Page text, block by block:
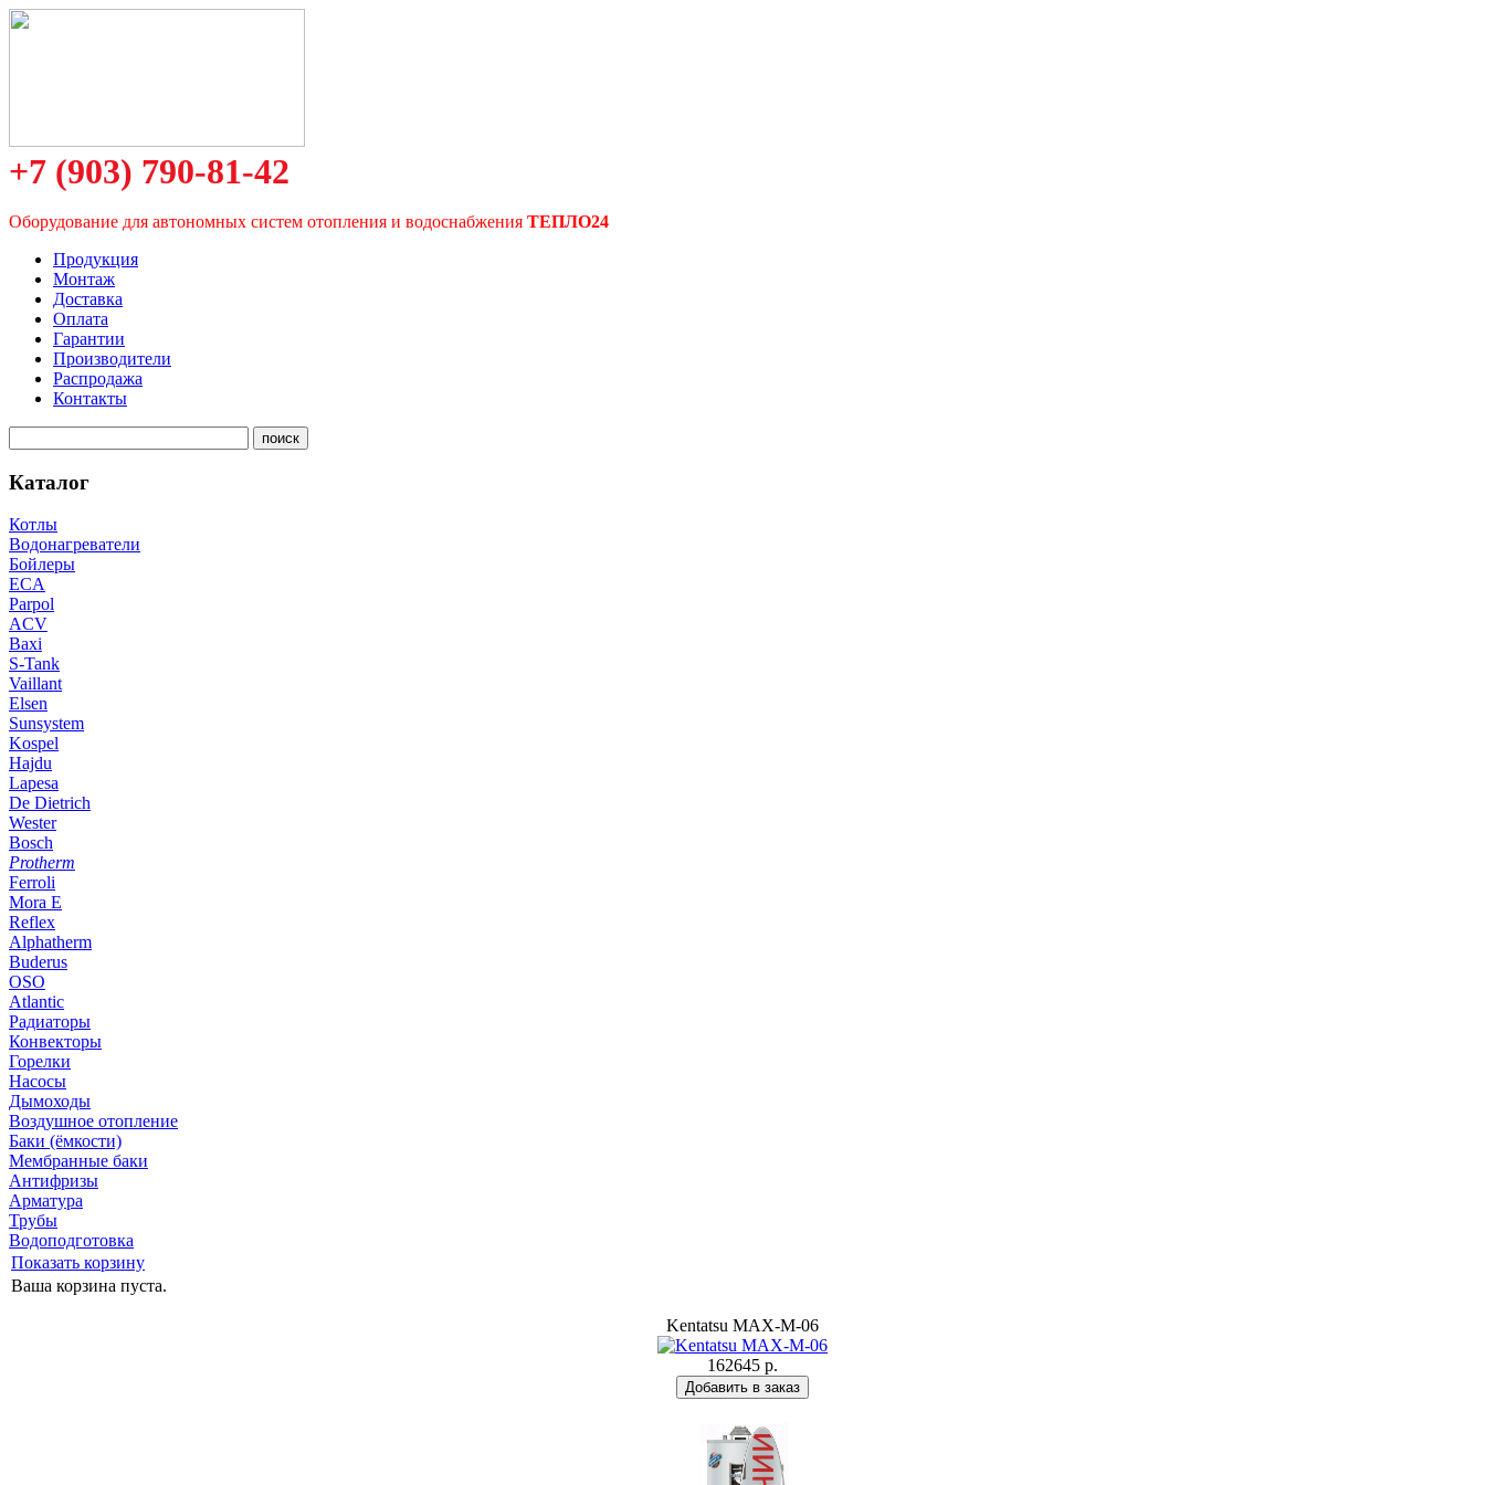
+7 (903) 790-81-42
Оборудование для автономных систем отопления и водоснабжения ТЕПЛО24
Продукция
Монтаж
Доставка
Оплата
Гарантии
Производители
Распродажа
Контакты
Каталог
Котлы
Водонагреватели
Бойлеры
ECA
Parpol
ACV
Baxi
S-Tank
Vaillant
Elsen
Sunsystem
Kospel
Hajdu
Lapesa
De Dietrich
Wester
Bosch
Protherm
Ferroli
Mora E
Reflex
Alphatherm
Buderus
OSO
Atlantic
Радиаторы
Конвекторы
Горелки
Насосы
Дымоходы
Воздушное отопление
Баки (ёмкости)
Мембранные баки
Антифризы
Арматура
Трубы
Водоподготовка
Показать корзину
Ваша корзина пуста.
Kentatsu MAX-M-06
162645 р.